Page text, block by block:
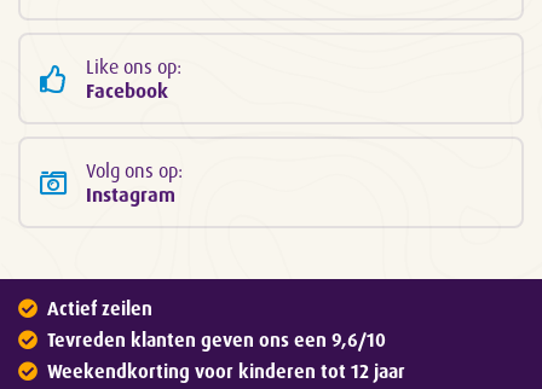
Like ons op:
Facebook
Volg ons op:
Instagram
Actief zeilen
Tevreden klanten geven ons een 9,6/10
Weekendkorting voor kinderen tot 12 jaar